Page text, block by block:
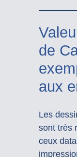
de
aux
Les
sont très
ceux